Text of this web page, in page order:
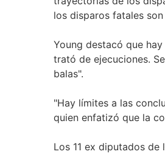
los disparos fatales
Young destacó que
trató de ejecuciones.
balas".
"Hay límites a las
quien enfatizó que la
Los 11 ex diputados